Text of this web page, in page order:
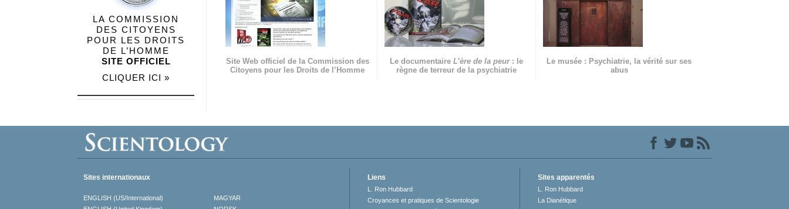
Site Web officiel de la Commission des
Citoyens pour les Droits de l’Homme
Le documentaire L’ère de la peur: le
règne de terreur de la psychiatrie
Le musée : Psychiatrie, la vérité sur ses
abus
LA COMMISSION
DES CITOYENS
POUR LES DROITS
DE L’HOMME
SITE OFFICIEL
CLIQUER ICI »
Sites internationaux
ENGLISH (US/International)
MAGYAR
Liens
L. Ron Hubbard
Croyances et pratiques de Scientologie
Sites apparentés
L. Ron Hubbard
La Dianétique